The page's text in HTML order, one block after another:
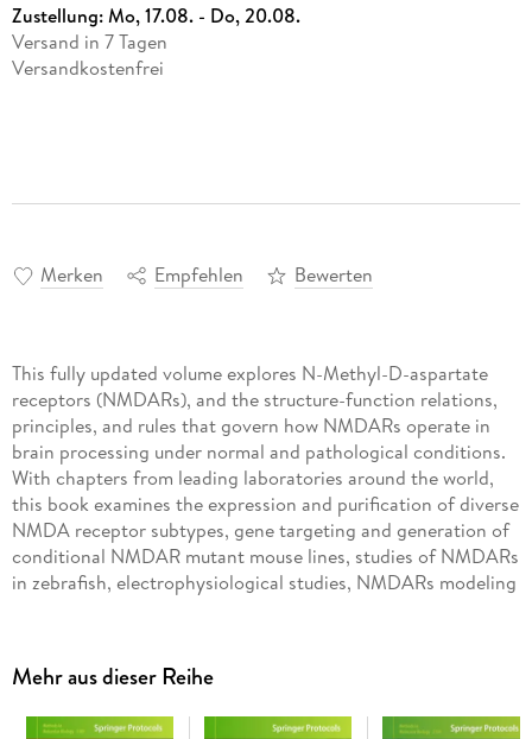
Zustellung:Mo, 17.08. - Do, 20.08.
Versand in 7 Tagen
Versandkostenfrei
Merken Empfehlen Bewerten
This fully updated volume explores N-Methyl-D-aspartate
receptors (NMDARs), and the structure-function relations,
principles, and rules that govern how NMDARs operate in
brain processing under normal and pathological conditions.
With chapters from leading laboratories around the world,
this book examines the expression and purification of diverse
NMDA receptor subtypes, gene targeting and generation of
conditional NMDAR mutant mouse lines, studies of NMDARs
in zebrafish, electrophysiological studies, NMDARs modeling
their respective topics, lists of the necessary materials and
reagents, step-by-step and readily reproducible laboratory
Mehr aus dieser Reihe